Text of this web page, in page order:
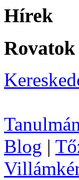
Hírek
Rovatok
Blog |